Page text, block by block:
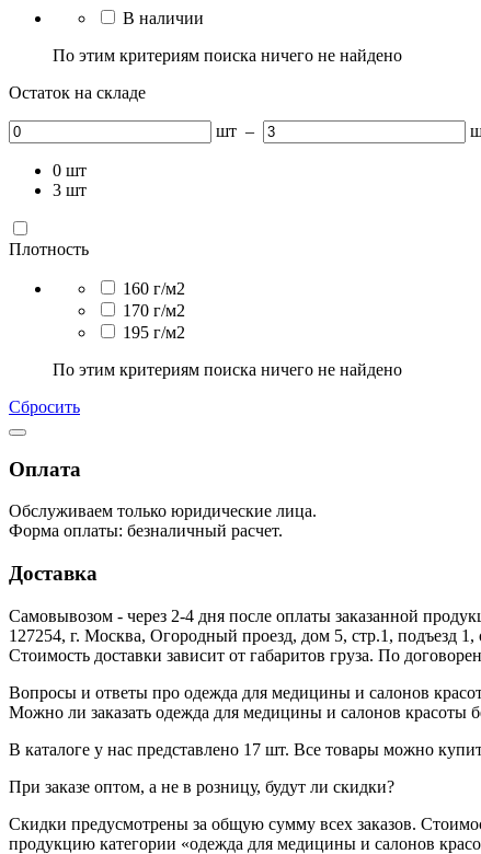
В наличии
По этим критериям поиска ничего не найдено
Остаток на складе
шт –
0 шт
3 шт
Плотность
160 г/м2
170 г/м2
195 г/м2
По этим критериям поиска ничего не найдено
Сбросить
Оплата
Обслуживаем только юридические лица.
Форма оплаты: безналичный расчет.
Доставка
Самовывозом - через 2-4 дня после оплаты заказанной
127254, г. Москва, Огородный проезд, дом 5, стр.1, подъезд 1,
Стоимость доставки зависит от габаритов груза. По
Вопросы и ответы про одежда для медицины и салонов
Можно ли заказать одежда для медицины и салонов красоты
В каталоге у нас представлено 17 шт. Все товары можно
При заказе оптом, а не в розницу, будут ли скидки?
Скидки предусмотрены за общую сумму всех заказов.
продукцию категории «одежда для медицины и салонов